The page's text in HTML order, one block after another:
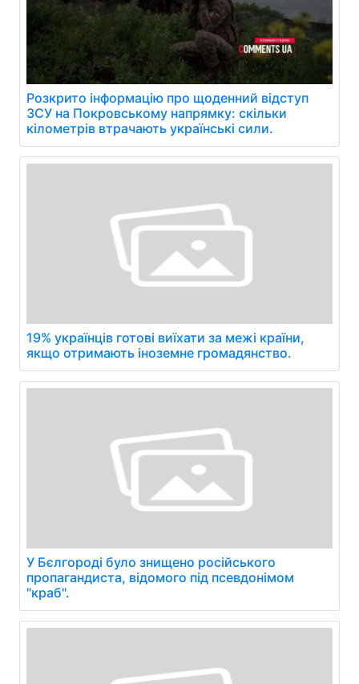
Розкрито інформацію про щоденний відступ
ЗСУ на Покровському напрямку: скільки
кілометрів втрачають українські сили.
19% українців готові виїхати за межі країни,
якщо отримають іноземне громадянство.
У Бєлгороді було знищено російського
пропагандиста, відомого під псевдонімом
"краб".